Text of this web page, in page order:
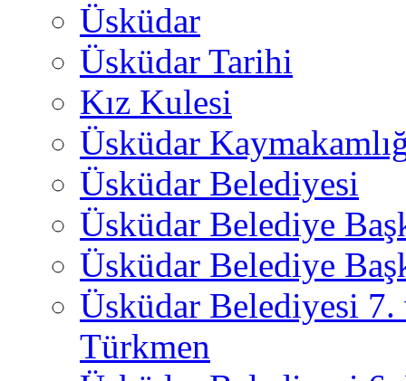
Üsküdar
Üsküdar Tarihi
Kız Kulesi
Üsküdar
Üsküdar Belediyesi
Üsküdar Belediye
Üsküdar Belediye
Üsküdar Belediyesi
Türkmen